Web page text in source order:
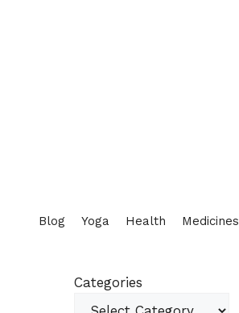
Blog Yoga Health Medicines
Categories